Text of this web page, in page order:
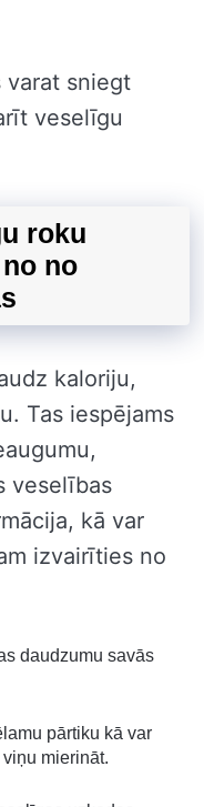
varat sniegt
veselīgu
roku
no
kaloriju,
Tas iespējams
veselības
kā var
izvairīties no
daudzumu savās
pārtiku kā var
mierināt.